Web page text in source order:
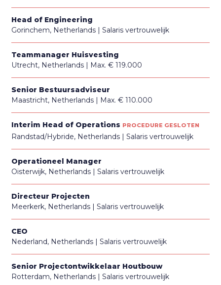
Head of Engineering
Gorinchem, Netherlands
Salaris vertrouwelijk
Teammanager Huisvesting
Utrecht, Netherlands
Max. € 119.000
Senior Bestuursadviseur
Maastricht, Netherlands
Max. € 110.000
Interim Head of Operations PROCEDURE GESLOTEN
Randstad/Hybride, Netherlands Salaris vertrouwelijk
Operationeel Manager
Oisterwijk, Netherlands
Salaris vertrouwelijk
Directeur Projecten
Meerkerk, Netherlands
Salaris vertrouwelijk
CEO
Nederland, Netherlands
Salaris vertrouwelijk
Senior Projectontwikkelaar Houtbouw
Rotterdam, Netherlands
Salaris vertrouwelijk